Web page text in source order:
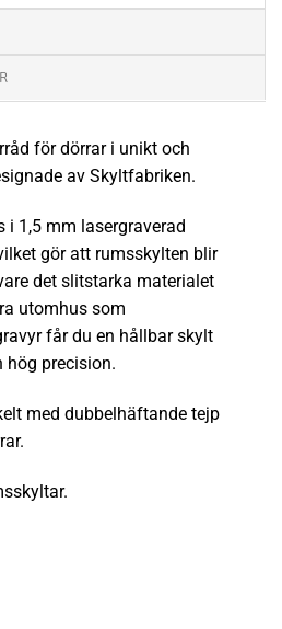
för dörrar i unikt och
av Skyltfabriken.
i 1,5 mm lasergraverad
gör att rumsskylten blir
det slitstarka materialet
utomhus som
får du en hållbar skylt
hög precision.
med dubbelhäftande tejp